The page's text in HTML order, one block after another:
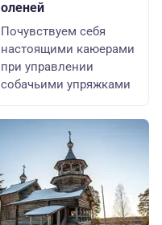
оленей
Почувствуем себя
настоящими каюерами
при управлении
собачьими упряжками